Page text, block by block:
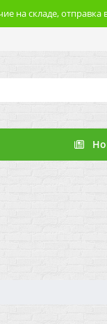
на складе, отправка